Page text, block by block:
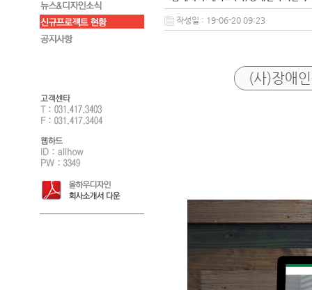
작성일 : 19-06-20 09:23
(사)장애